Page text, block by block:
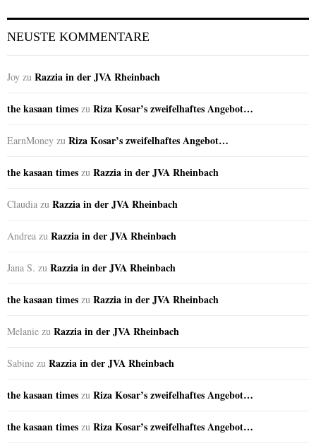
NEUSTE KOMMENTARE
Joy zu Razzia in der JVA Rheinbach
the kasaan times zu Riza Kosar’s zweifelhaftes Angebot…
EarnMoney zu Riza Kosar’s zweifelhaftes Angebot…
the kasaan times zu Razzia in der JVA Rheinbach
Claudia zu Razzia in der JVA Rheinbach
Andrea zu Razzia in der JVA Rheinbach
Jana S. zu Razzia in der JVA Rheinbach
the kasaan times zu Razzia in der JVA Rheinbach
Melanie zu Razzia in der JVA Rheinbach
Sabine zu Razzia in der JVA Rheinbach
the kasaan times zu Riza Kosar’s zweifelhaftes Angebot…
the kasaan times zu Riza Kosar’s zweifelhaftes Angebot…